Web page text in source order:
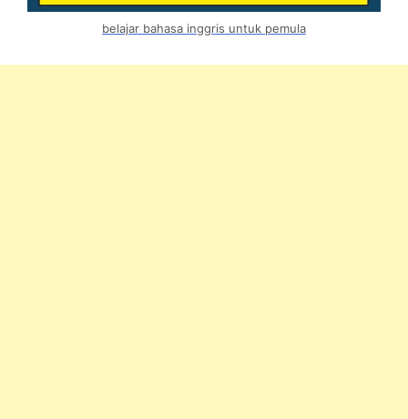
belajar bahasa inggris untuk pemula